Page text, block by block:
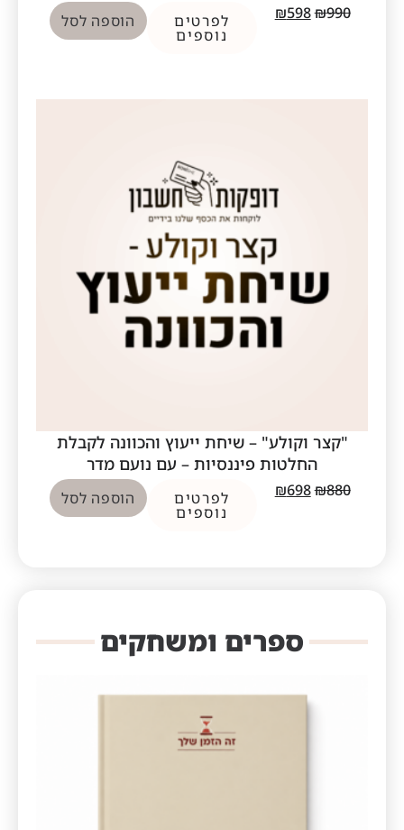
₪990
₪598 לפרטים
נוספים
הוספה לסל
"קצר וקולע" – שיחת ייעוץ והכוונה לקבלת
החלטות פיננסיות – עם נועם מדר
₪880
₪698 לפרטים
נוספים
הוספה לסל
ספרים ומשחקים